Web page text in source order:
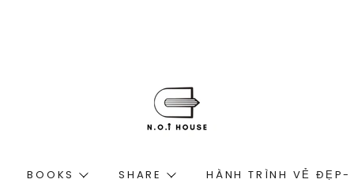
BOOKS SHARE HÀNH TRÌNH VẺ ĐẸP-